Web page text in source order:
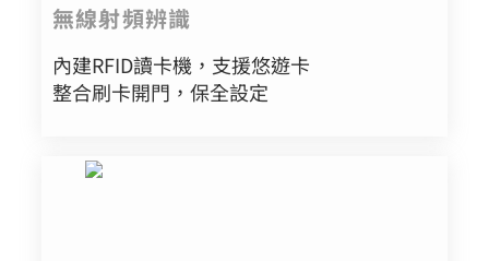
無線射頻辨識
內建RFID讀卡機，支援悠遊卡
整合刷卡開門，保全設定